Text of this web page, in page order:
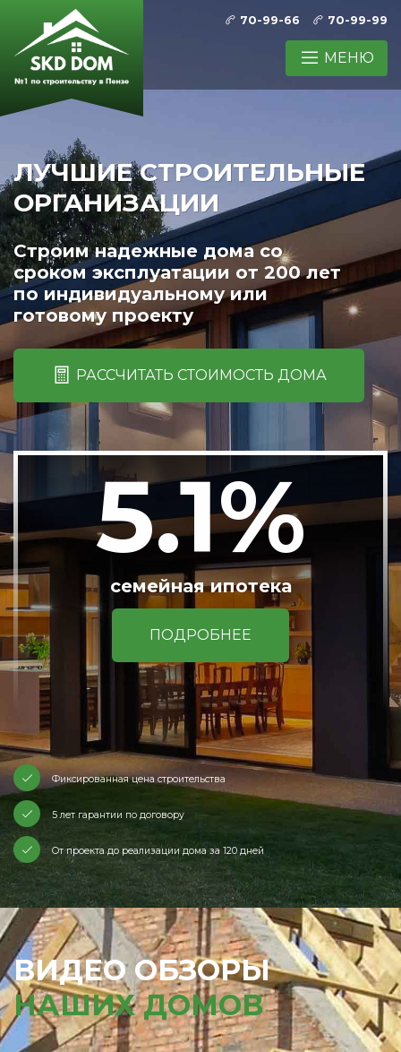
70-99-66 70-99-99
МЕНЮ
ЛУЧШИЕ СТРОИТЕЛЬНЫЕ
ОРГАНИЗАЦИИ
Строим надежные дома со
сроком эксплуатации от 200 лет
по индивидуальному или
готовому проекту
РАССЧИТАТЬ СТОИМОСТЬ ДОМА
5.1%
семейная ипотека
ПОДРОБНЕЕ
Фиксированная цена строительства
5 лет гарантии по договору
От проекта до реализации дома за 120 дней
ВИДЕО ОБЗОРЫ
НАШИХ ДОМОВ